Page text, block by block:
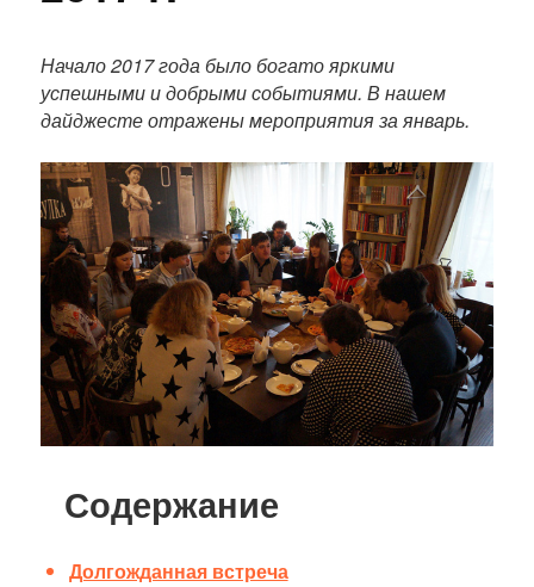
л
н
ы
й
т
е
к
с
п
у
б
л
и
и
Начало 2017 года было богато яркими
успешными и добрыми событиями. В нашем
дайджесте отражены мероприятия за январь.
Содержание
Долгожданная встреча